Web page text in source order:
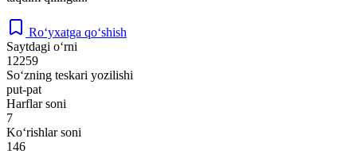
Ro‘yxatga qo‘shish
Saytdagi o‘rni
12259
So‘zning teskari yozilishi
put-pat
Harflar soni
7
Ko‘rishlar soni
146